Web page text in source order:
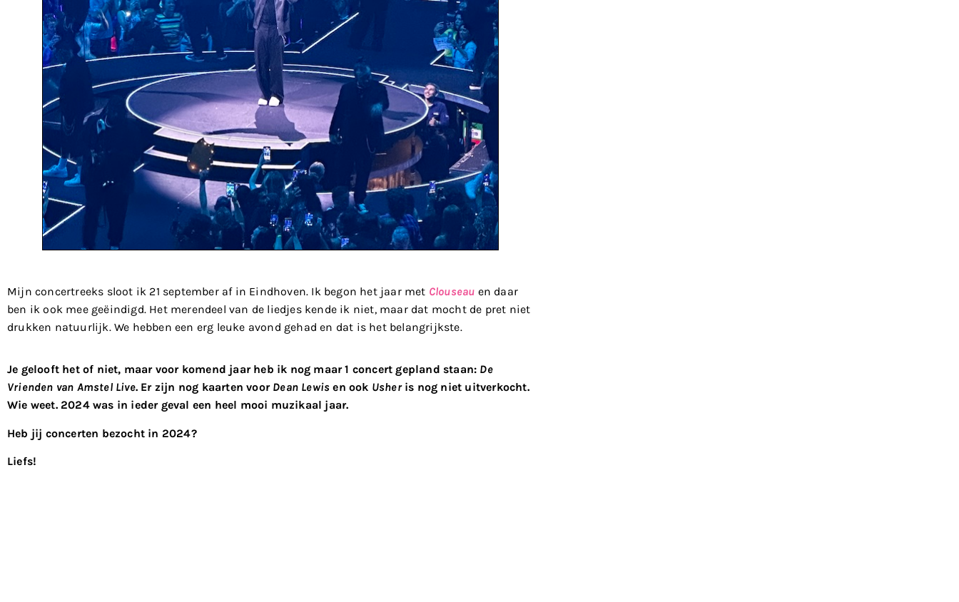
Mijn concertreeks sloot ik 21 september af in Eindhoven. Ik begon het jaar met Clouseau en daar
ben ik ook mee geëindigd. Het merendeel van de liedjes kende ik niet, maar dat mocht de pret niet
drukken natuurlijk. We hebben een erg leuke avond gehad en dat is het belangrijkste.
Je gelooft het of niet, maar voor komend jaar heb ik nog maar 1 concert gepland staan: De
Vrienden van Amstel Live. Er zijn nog kaarten voor Dean Lewis en ook Usheris nog niet uitverkocht.
Wie weet. 2024 was in ieder geval een heel mooi muzikaal jaar.
Heb jij concerten bezocht in 2024?
Liefs!